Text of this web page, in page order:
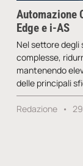
Automazione
Edge e i-AS
Nel settore
complesse,
mantenendo
delle principali
Redazione